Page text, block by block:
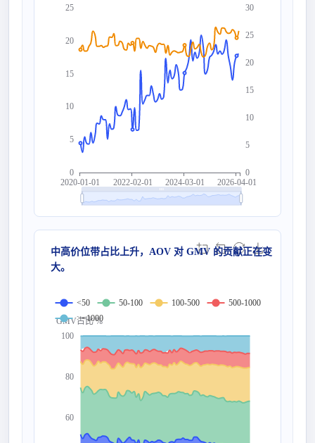
0
5
10
15
20
25
0
5
10
15
20
25
30
2020-01-01 2022-02-01 2024-03-01 2026-04-01
GMV占比 %
60
80
100
<50 50-100 100-500
500-1000
>=1000
中高价位带占比上升，AOV 对 GMV 的贡献正在变
大。